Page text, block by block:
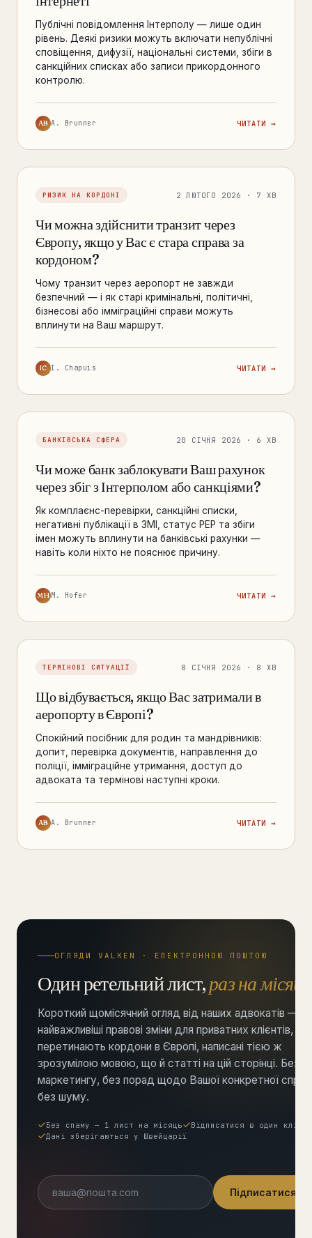
Публічні повідомлення Інтерполу — лише один
рівень. Деякі ризики можуть включати непублічні
сповіщення, дифузії, національні системи, збіги в
санкційних списках або записи прикордонного
контролю.
AB A. Brunner ЧИТАТИ →
РИЗИК НА КОРДОНІ 2 ЛЮТОГО 2026 · 7 ХВ
Чи можна здійснити транзит через
Європу, якщо у Вас є стара справа за
кордоном?
Чому транзит через аеропорт не завжди
безпечний — і як старі кримінальні, політичні,
бізнесові або імміграційні справи можуть
вплинути на Ваш маршрут.
IC I. Chapuis ЧИТАТИ →
БАНКІВСЬКА СФЕРА 20 СІЧНЯ 2026 · 6 ХВ
Чи може банк заблокувати Ваш рахунок
через збіг з Інтерполом або санкціями?
Як комплаєнс-перевірки, санкційні списки,
негативні публікації в ЗМІ, статус PEP та збіги
імен можуть вплинути на банківські рахунки —
навіть коли ніхто не пояснює причину.
MH M. Hofer ЧИТАТИ →
ТЕРМІНОВІ СИТУАЦІЇ 8 СІЧНЯ 2026 · 8 ХВ
Що відбувається, якщо Вас затримали в
аеропорту в Європі?
Спокійний посібник для родин та мандрівників:
допит, перевірка документів, направлення до
поліції, імміграційне утримання, доступ до
адвоката та термінові наступні кроки.
AB A. Brunner ЧИТАТИ →
ОГЛЯДИ VALKEN · ЕЛЕКТРОННОЮ ПОШТОЮ
Один ретельний лист,раз на
Короткий щомісячний огляд від наших адвокатів —
найважливіші правові зміни для приватних клієнтів, які
перетинають кордони в Європі, написані тією ж
зрозумілою мовою, що й статті на цій сторінці. Без
маркетингу, без порад щодо Вашої конкретної
без шуму.
Без спаму — 1 лист на місяць
Відписатися в один клік
Дані зберігаються у Швейцарії
Підписатися